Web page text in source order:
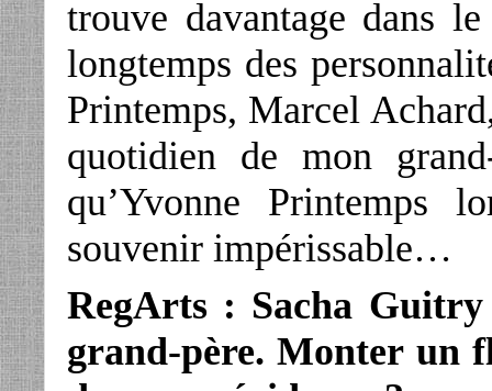
trouve davantage dans
longtemps des
Printemps, Marcel
quotidien de mon
qu’Yvonne Printemps
souvenir impérissable…
RegArts : Sacha
grand-père. Monter un